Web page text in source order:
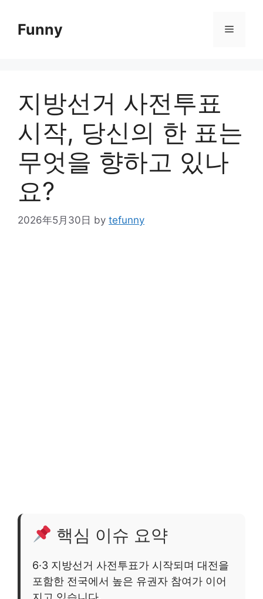
contentFunny Menu
지방선거 사전투표
시작, 당신의 한 표는
무엇을 향하고 있나
요?
2026年5月30日 by tefunny
핵심 이슈 요약
6·3 지방선거 사전투표가 시작되며 대전을
포함한 전국에서 높은 유권자 참여가 이어